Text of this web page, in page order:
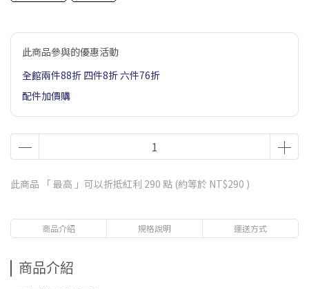
此商品參與的優惠活動
全館兩件88折 四件8折 六件76折
配件加價購
此商品 「 最高 」可以折抵紅利 290 點 (約等於 NT$290 )
商品介紹 規格說明 運送方式
商品介紹